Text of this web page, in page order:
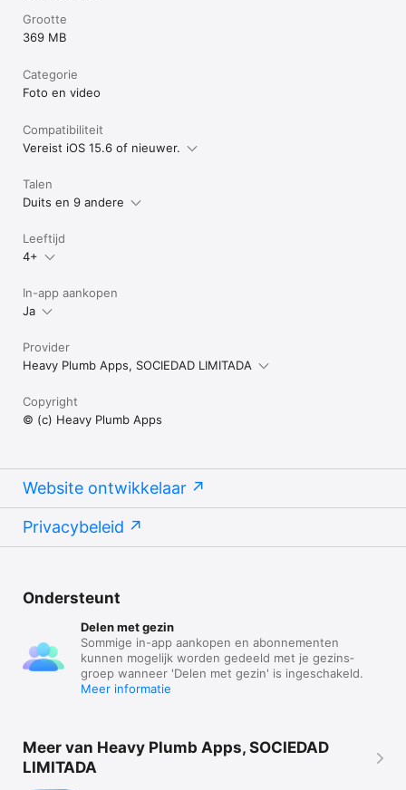
Grootte
369 MB
Categorie
Foto en video
Compatibiliteit
Vereist iOS 15.6 of nieuwer.
Talen
Duits en 9 andere
Leeftijd
4+
In-app aankopen
Ja
Provider
Heavy Plumb Apps, SOCIEDAD LIMITADA
Copyright
© (c) Heavy Plumb Apps
Website ontwikkelaar
Privacybeleid
Ondersteunt
Delen met gezin
Sommige in-app aankopen en abonnementen
kunnen mogelijk worden gedeeld met je gezins­
groep wanneer 'Delen met gezin' is ingeschakeld.
Meer informatie
Meer van Heavy Plumb Apps, SOCIEDAD
LIMITADA